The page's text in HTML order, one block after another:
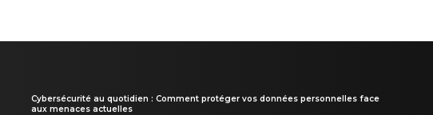
Cybersécurité au quotidien : Comment protéger vos données personnelles face
aux menaces actuelles